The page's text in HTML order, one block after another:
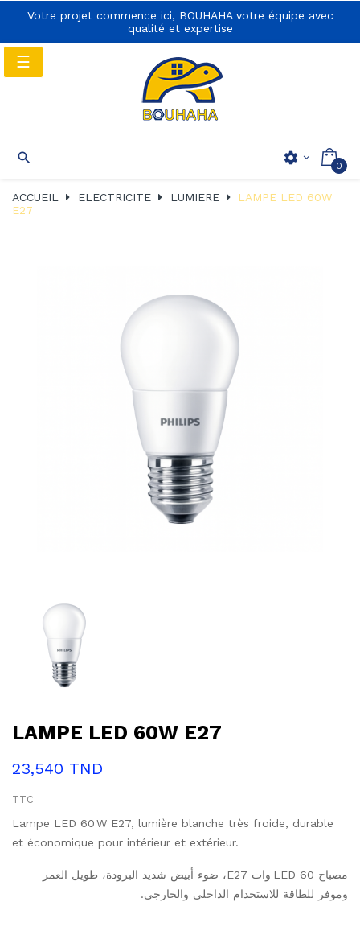
Votre projet commence ici, BOUHAHA votre équipe avec
qualité et expertise

navigation
settings 0
Basculer
la
☰
ACCUEIL ELECTRICITE LUMIERE
LAMPE LED 60W
E27
LAMPE LED 60W E27
23,540 TND
TTC
Lampe LED 60 W E27, lumière blanche très froide, durable
et économique pour intérieur et extérieur.
مصباح LED 60 وات E27، ضوء أبيض شديد البرودة، طويل العمر
وموفر للطاقة للاستخدام الداخلي والخارجي.